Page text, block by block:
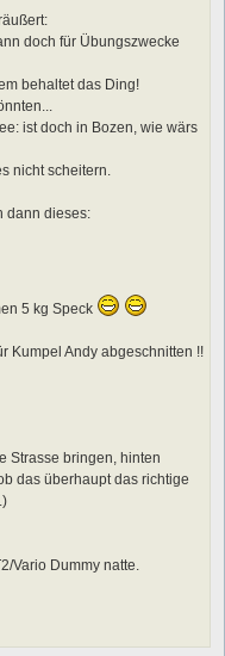
doch für Übungszwecke
behaltet das Ding!
ist doch in Bozen, wie wärs
nicht scheitern.
dann dieses:
5 kg Speck
Kumpel Andy abgeschnitten !!
Strasse bringen, hinten
das überhaupt das richtige
Vario Dummy natte.